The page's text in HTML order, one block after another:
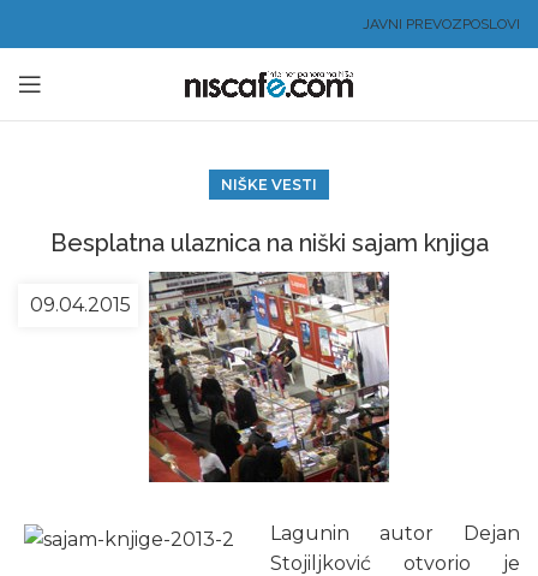
JAVNI PREVOZPOSLOVI
NIŠKE VESTI
Besplatna ulaznica na niški sajam knjiga
09.04.2015
Lagunin autor Dejan
Stojiljković otvorio je